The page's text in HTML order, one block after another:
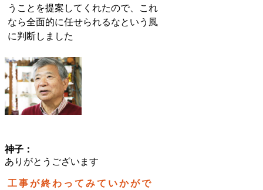
うことを提案してくれたので、これ
なら全面的に任せられるなという風
に判断しました
神子：
ありがとうございます
工事が終わってみていかがで